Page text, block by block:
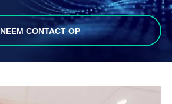
NEEM CONTACT OP